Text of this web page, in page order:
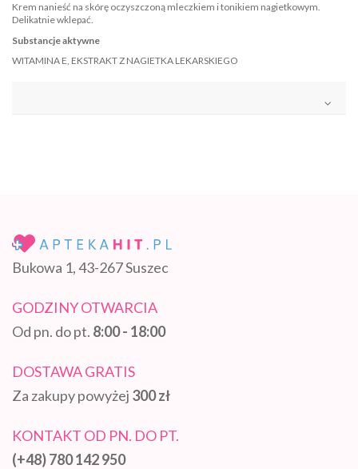
Krem nanieść na skórę oczyszczoną mleczkiem i tonikiem nagietkowym.
Delikatnie wklepać.
Substancje aktywne
WITAMINA E, EKSTRAKT Z NAGIETKA LEKARSKIEGO
Bukowa 1, 43-267 Suszec
GODZINY OTWARCIA
Od pn. do pt. 8:00 - 18:00
DOSTAWA GRATIS
Za zakupy powyżej 300 zł
KONTAKT OD PN. DO PT.
(+48) 780 142 950